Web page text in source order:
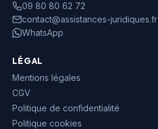
09 80 80 62 72
contact@assistances-juridiques.fr
WhatsApp
LÉGAL
Mentions légales
CGV
Politique de confidentialité
Politique cookies